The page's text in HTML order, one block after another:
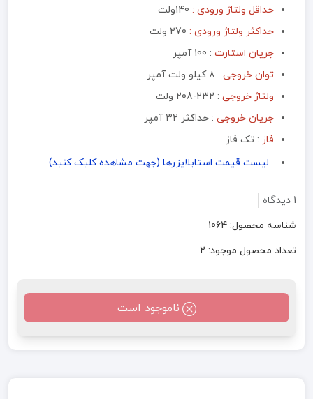
حداقل ولتاژ ورودی :
حداکثر ولتاژ ورودی : 270 ولت
جریان استارت : 100 آمپر
توان خروجی :‌ ۸ کیلو ولت آمپر
ولتاژ خروجی : 232-208 ولت
جریان خروجی :‌ حداکثر ۳۲ آمپر
فاز : تک فاز
لیست قیمت استابلایزرها (جهت مشاهده کلیک کنید)
1 دیدگاه
شناسه محصول: 1064
تعداد محصول موجود: 2
ناموجود است